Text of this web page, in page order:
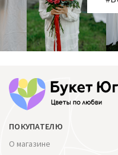
ПОКУПАТЕЛЮ
О магазине